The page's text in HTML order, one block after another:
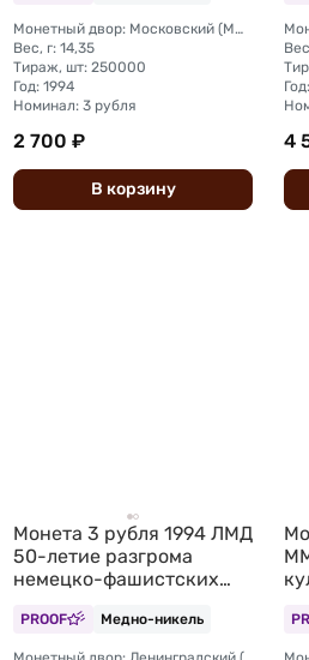
Монетный двор: Московский (ММД)
Вес, г: 14,35
Тираж, шт: 250000
Год: 1994
Номинал: 3 рубля
2 700 ₽
В корзину
4
Монета 3 рубля 1994 ЛМД
50-летие разгрома
немецко-фашистских
(запайка)
PROOF Медно-никель